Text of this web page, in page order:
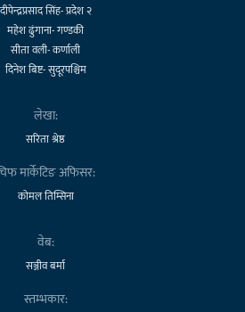
दीपेन्द्रप्रसाद सिंह- प्रदेश २
महेश ढुंगाना- गण्डकी
सीता वली- कर्णाली
दिनेश बिष्ट- सुदूरपश्चिम
लेखा:
सरिता श्रेष्ठ
मार्केटिङ अफिसर:
कोमल तिम्सिना
वेब:
सञ्जीव बर्मा
स्तम्भकार: